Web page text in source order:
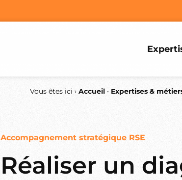
Vous êtes ici › Accueil• Expertises &
Accompagnement stratégique RSE
Réaliser un